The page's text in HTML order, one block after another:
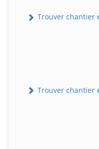
Trouver chantier
Trouver chantier